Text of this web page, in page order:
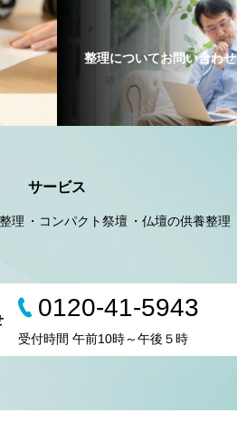
整理についてお問い合わせ
サービス
理 コンパクト祭壇 仏壇の供養整理
0120-41-5943
受付時間 午前10時～午後５時